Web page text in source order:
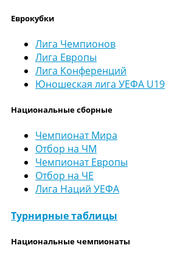
Еврокубки
Лига Чемпионов
Лига Европы
Лига Конференций
Юношеская лига УЕФА U19
Национальные сборные
Чемпионат Мира
Отбор на ЧМ
Чемпионат Европы
Отбор на ЧЕ
Лига Наций УЕФА
Турнирные таблицы
Национальные чемпионаты